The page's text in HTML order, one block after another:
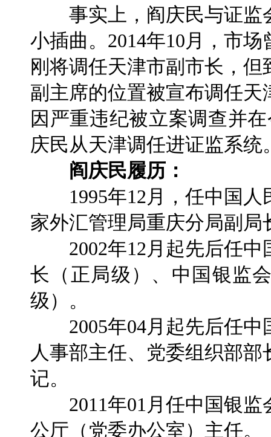
事实上，阎庆民与证监
小插曲。2014年10月，市
刚将调任天津市副市长，
副主席的位置被宣布调任天
因严重违纪被立案调查并
庆民从天津调任进证监系统
阎庆民履历：
1995年12月，任中国人
家外汇管理局重庆分局副局
2002年12月起先后任中
长（正局级）、中国银监
级）。
2005年04月起先后任中
人事部主任、党委组织部
记。
2011年01月任中国银监
公厅（党委办公室）主任。